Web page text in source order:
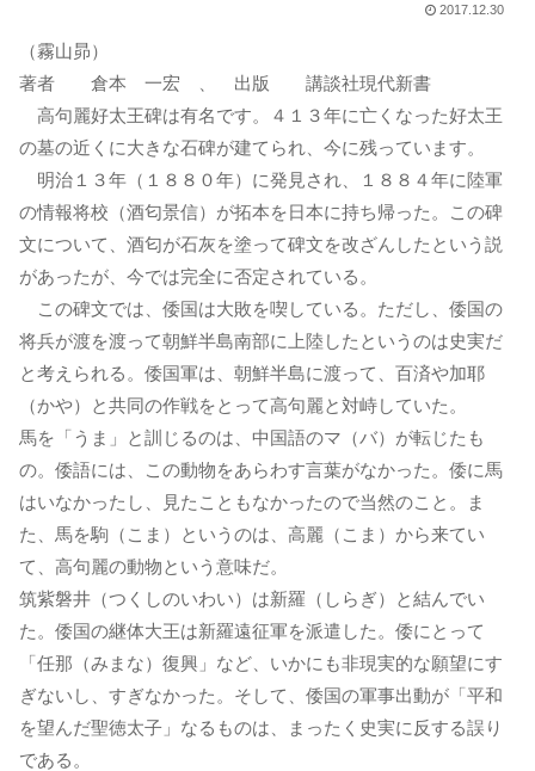
2017.12.30
（霧山昴）
著者 倉本 一宏 、 出版 講談社現代新書
高句麗好太王碑は有名です。４１３年に亡くなった好太王
の墓の近くに大きな石碑が建てられ、今に残っています。
明治１３年（１８８０年）に発見され、１８８４年に陸軍
の情報将校（酒匂景信）が拓本を日本に持ち帰った。この碑
文について、酒匂が石灰を塗って碑文を改ざんしたという説
があったが、今では完全に否定されている。
この碑文では、倭国は大敗を喫している。ただし、倭国の
将兵が渡を渡って朝鮮半島南部に上陸したというのは史実だ
と考えられる。倭国軍は、朝鮮半島に渡って、百済や加耶
（かや）と共同の作戦をとって高句麗と対峙していた。
馬を「うま」と訓じるのは、中国語のマ（バ）が転じたも
の。倭語には、この動物をあらわす言葉がなかった。倭に馬
はいなかったし、見たこともなかったので当然のこと。ま
た、馬を駒（こま）というのは、高麗（こま）から来てい
て、高句麗の動物という意味だ。
筑紫磐井（つくしのいわい）は新羅（しらぎ）と結んでい
た。倭国の継体大王は新羅遠征軍を派遣した。倭にとって
「任那（みまな）復興」など、いかにも非現実的な願望にす
ぎないし、すぎなかった。そして、倭国の軍事出動が「平和
を望んだ聖徳太子」なるものは、まったく史実に反する誤り
である。